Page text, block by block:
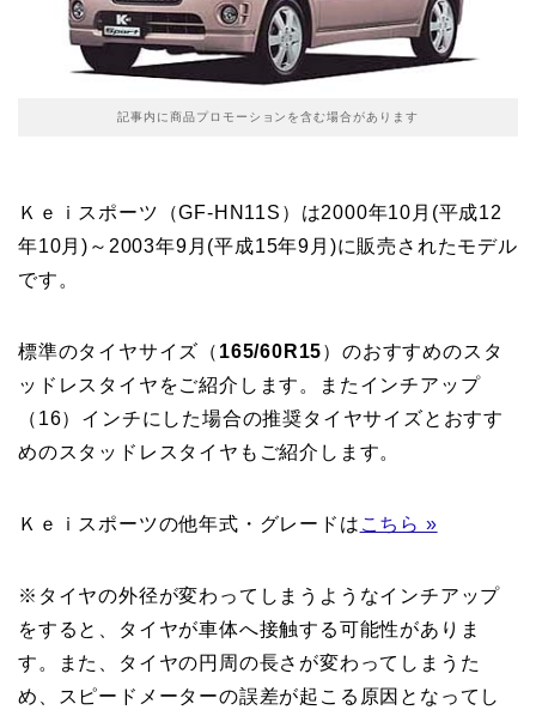
記事内に商品プロモーションを含む場合があります
Ｋｅｉスポーツ（GF-HN11S）は2000年10月(平成12
年10月)～2003年9月(平成15年9月)に販売されたモデル
です。
標準のタイヤサイズ（ 165/60R15）のおすすめのスタ
ッドレスタイヤをご紹介します。またインチアップ
（16）インチにした場合の推奨タイヤサイズとおすす
めのスタッドレスタイヤもご紹介します。
Ｋｅｉスポーツの他年式・グレードは こちら »
※タイヤの外径が変わってしまうようなインチアップ
をすると、タイヤが車体へ接触する可能性がありま
す。また、タイヤの円周の長さが変わってしまうた
め、スピードメーターの誤差が起こる原因となってし